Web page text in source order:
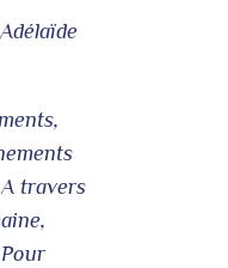
travers